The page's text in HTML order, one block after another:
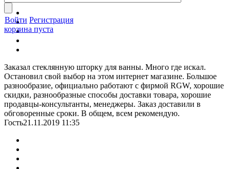
Войти Регистрация
корзина пуста
Заказал стеклянную шторку для ванны. Много где искал.
Остановил свой выбор на этом интернет магазине. Большое
разнообразие, официально работают с фирмой RGW, хорошие
скидки, разнообразные способы доставки товара, хорошие
продавцы-консультанты, менеджеры. Заказ доставили в
обговоренные сроки. В общем, всем рекомендую.
Гость21.11.2019 11:35